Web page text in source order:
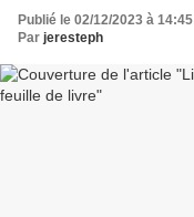
Publié le 02/12/2023 à 14:45
Par jeresteph